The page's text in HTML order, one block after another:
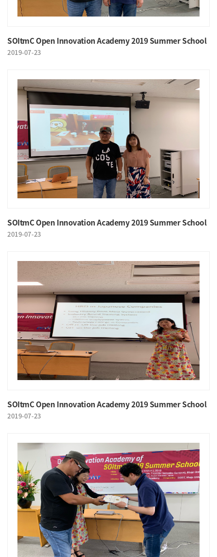
SOItmC Open Innovation Academy 2019 Summer School
2019-07-23
SOItmC Open Innovation Academy 2019 Summer School
2019-07-23
SOItmC Open Innovation Academy 2019 Summer School
2019-07-23